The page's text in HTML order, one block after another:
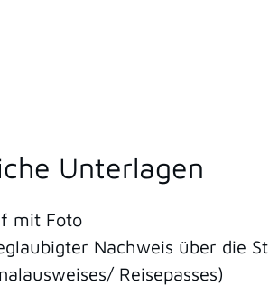
Unterlagen
mit Foto
Nachweis über die
Reisepasses)